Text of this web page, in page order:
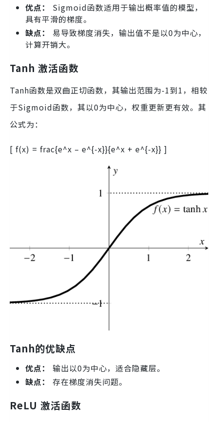
优点：
Sigmoid函数适用于输出概率值的模型，
具有平滑的梯度。
缺点：
易导致梯度消失，输出值不是以0为中心，
计算开销大。
Tanh 激活函数
Tanh函数是双曲正切函数，其输出范围为-1到1，相较
于Sigmoid函数，其以0为中心，权重更新更有效。其
公式为：
[ f(x) = frac{e^x – e^{-x}}{e^x + e^{-x}} ]
Tanh的优缺点
优点：
输出以0为中心，适合隐藏层。
缺点：
存在梯度消失问题。
ReLU 激活函数